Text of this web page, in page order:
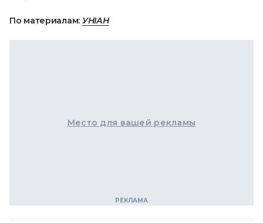
По материалам: УНІАН
Место для вашей рекламы